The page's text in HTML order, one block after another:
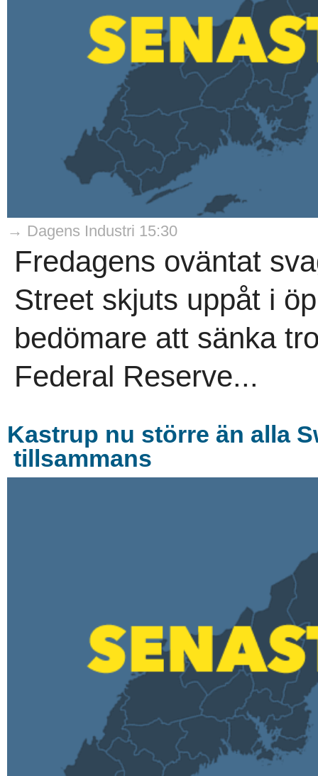
→ Dagens Industri 15:30
Fredagens oväntat
Street skjuts uppåt i
bedömare att sänka
Federal Reserve...
Kastrup nu större än alla
tillsammans